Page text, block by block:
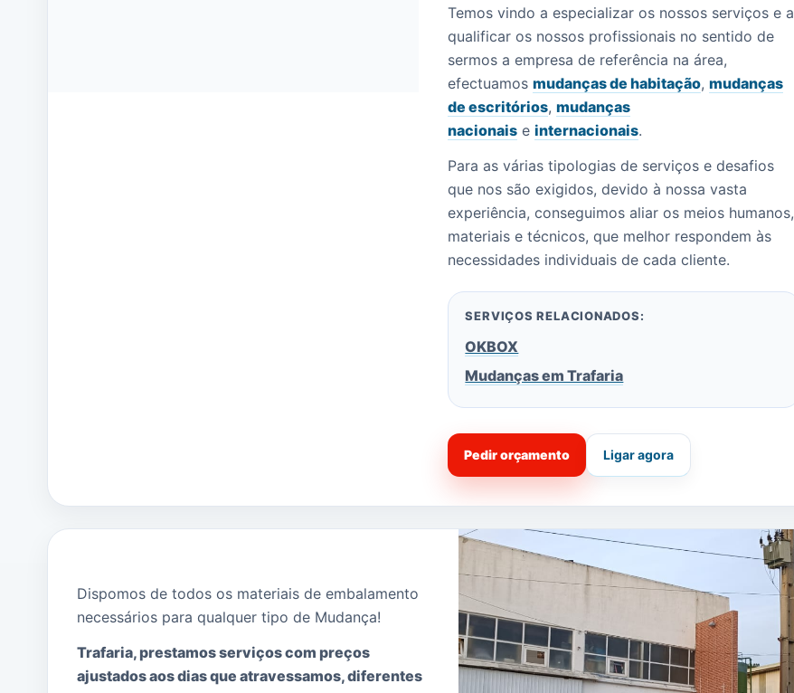
Temos vindo a especializar os nossos serviços e a
qualificar os nossos profissionais no sentido de
sermos a empresa de referência na área,
efectuamosmudanças de habitação,mudanças
de escritórios,mudanças
nacionais einternacionais.
Para as várias tipologias de serviços e desafios
que nos são exigidos, devido à nossa vasta
experiência, conseguimos aliar os meios humanos,
materiais e técnicos, que melhor respondem às
necessidades individuais de cada cliente.
SERVIÇOS RELACIONADOS:
OKBOX
Mudanças em Trafaria
Pedir orçamento Ligar agora
Dispomos de todos os materiais de embalamento
necessários para qualquer tipo de Mudança!
Trafaria, prestamos serviços com preços
ajustados aos dias que atravessamos, diferentes